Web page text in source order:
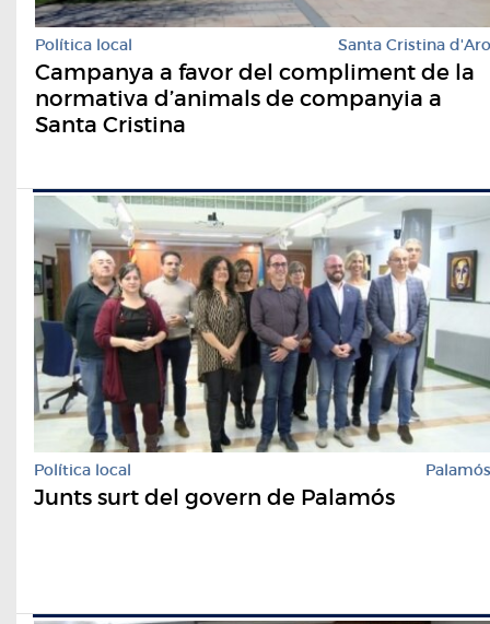
Política local Santa Cristina d'Aro
Campanya a favor del compliment de la
normativa d’animals de companyia a
Santa Cristina
Política local Palamós
Junts surt del govern de Palamós